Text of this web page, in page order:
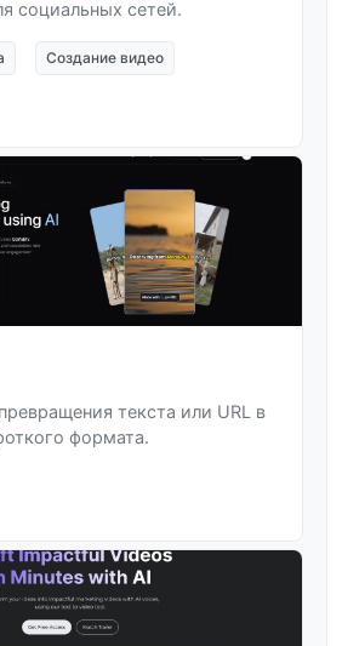
социальных сетей.
Создание видео
текста или URL в
формата.